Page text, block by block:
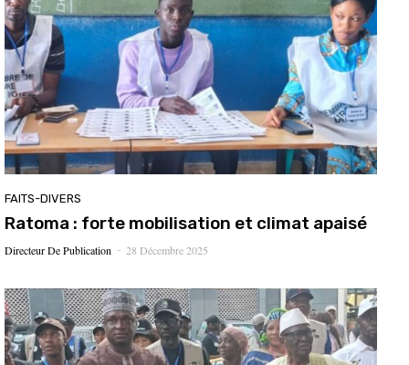
FAITS-DIVERS
Ratoma : forte mobilisation et climat apaisé
Directeur De Publication - 28 Décembre 2025